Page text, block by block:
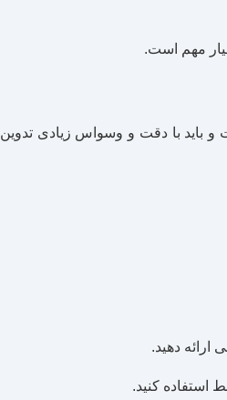
مهم است.
باید با دقت و وسواس زیادی تدوین
دهید.